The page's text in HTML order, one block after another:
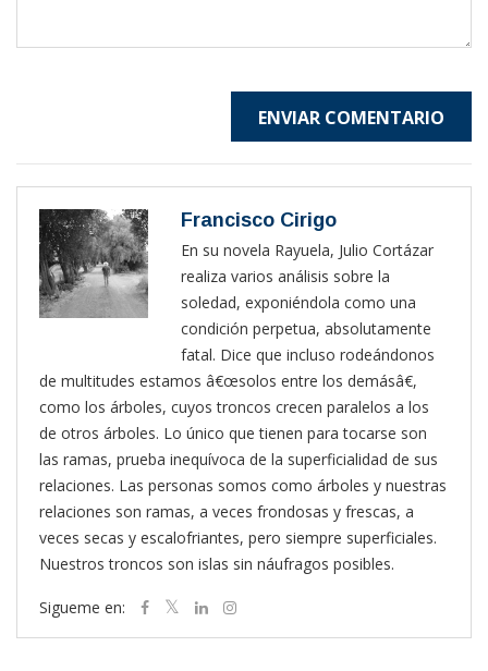
ENVIAR COMENTARIO
Francisco Cirigo
En su novela Rayuela, Julio Cortázar
realiza varios análisis sobre la
soledad, exponiéndola como una
condición perpetua, absolutamente
fatal. Dice que incluso rodeándonos
de multitudes estamos â€œsolos entre los demásâ€,
como los árboles, cuyos troncos crecen paralelos a los
de otros árboles. Lo único que tienen para tocarse son
las ramas, prueba inequívoca de la superficialidad de sus
relaciones. Las personas somos como árboles y nuestras
relaciones son ramas, a veces frondosas y frescas, a
veces secas y escalofriantes, pero siempre superficiales.
Nuestros troncos son islas sin náufragos posibles.
Sigueme en: